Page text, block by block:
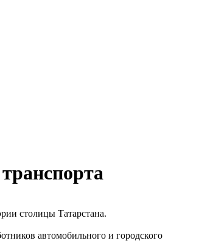
столицы Татарстана.
автомобильного и городского